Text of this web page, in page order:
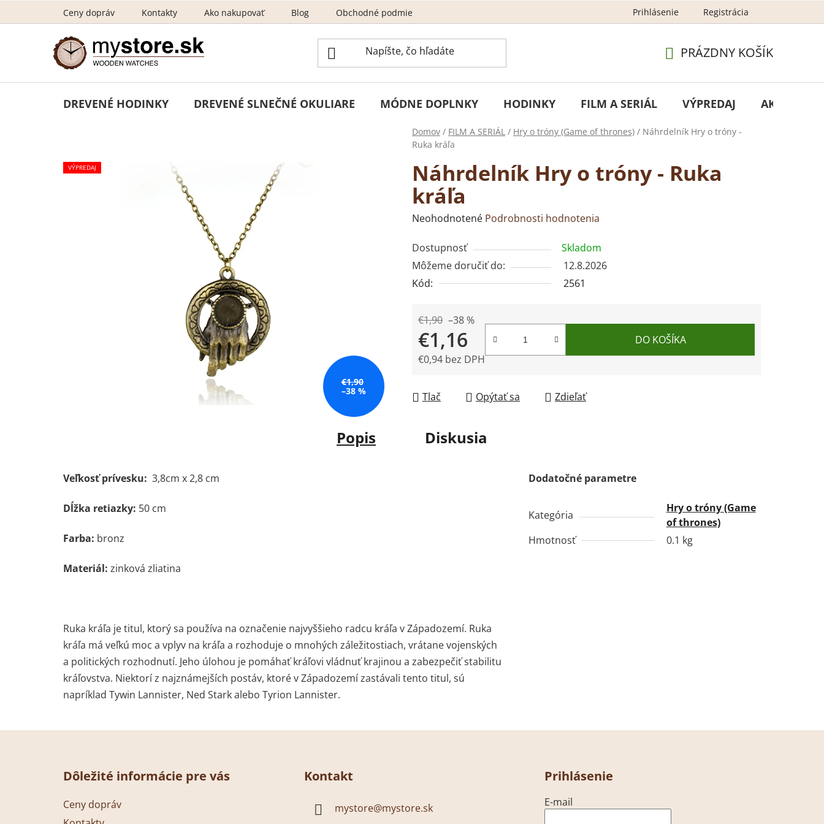
Ceny dopráv Kontakty Ako nakupovať Blog Obchodné podmienky GDPR - ochrana osobných údajov Newsletter –
Prihlásenie Registrácia
KOŠÍK
PRÁZDNY KOŠÍK
DREVENÉ HODINKY DREVENÉ SLNEČNÉ OKULIARE MÓDNE DOPLNKY HODINKY FILM A SERIÁL VÝPREDAJ AKCIA
Domov / FILM A SERIÁL / Hry o tróny (Game of thrones) / Náhrdelník Hry o tróny -
Ruka kráľa
Náhrdelník Hry o tróny - Ruka
kráľa
Priemerné
produktu
je
0,0
hviezdičiek.
Neohodnotené Podrobnosti hodnotenia
Dostupnosť
Skladom
Môžeme doručiť do:
12.8.2026
Kód:
2561
€1,90 –38 %
€1,16
€0,94 bez DPH
DO KOŠÍKA
Tlač Opýtať sa Zdieľať
VÝPREDAJ
€1,90
–38 %
Popis Diskusia
Veľkosť prívesku: 3,8cm x 2,8 cm
Dĺžka retiazky: 50 cm
Farba: bronz
Materiál: zinková zliatina
Ruka kráľa je titul, ktorý sa používa na označenie najvyššieho radcu kráľa v Západozemí. Ruka
kráľa má veľkú moc a vplyv na kráľa a rozhoduje o mnohých záležitostiach, vrátane vojenských
a politických rozhodnutí. Jeho úlohou je pomáhať kráľovi vládnuť krajinou a zabezpečiť stabilitu
kráľovstva. Niektorí z najznámejších postáv, ktoré v Západozemí zastávali tento titul, sú
napríklad Tywin Lannister, Ned Stark alebo Tyrion Lannister.
Dodatočné parametre
Kategória
Hry o tróny (Game
of thrones)
Hmotnosť
0.1 kg
Dôležité informácie pre vás
Ceny dopráv
Kontakt
mystore@mystore.sk
Prihlásenie
E-mail